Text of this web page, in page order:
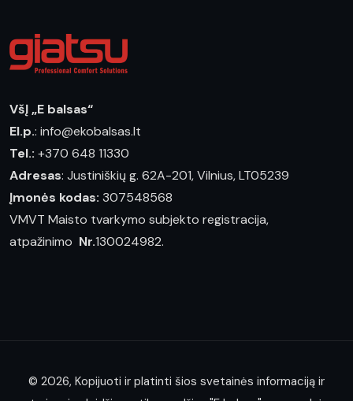
VšĮ „E balsas“
El.p.: info@ekobalsas.lt
Tel.: +370 648 11330
Adresas: Justiniškių g. 62A-201, Vilnius, LT05239
Įmonės kodas: 307548568
VMVT Maisto tvarkymo subjekto registracija,
atpažinimo Nr.130024982.
© 2026, Kopijuoti ir platinti šios svetainės informaciją ir